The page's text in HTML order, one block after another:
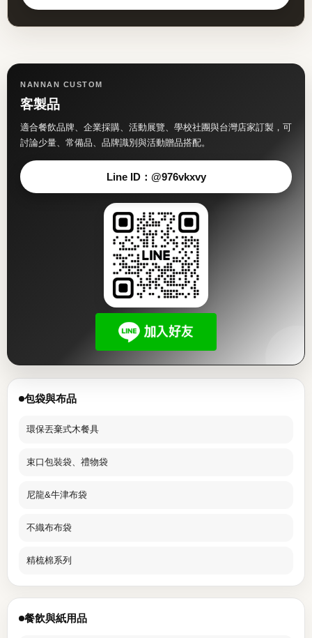
NANNAN CUSTOM
客製品
適合餐飲品牌、企業採購、活動展覽、學校社團與台灣店家訂製，可
討論少量、常備品、品牌識別與活動贈品搭配。
Line ID：@976vkxvy
包袋與布品
環保丟棄式木餐具
束口包裝袋、禮物袋
尼龍&牛津布袋
不織布布袋
精梳棉系列
餐飲與紙用品